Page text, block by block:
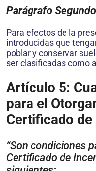
Parágrafo
Para efectos de la
introducidas que
poblar y conservar
ser clasificadas como
Artículo 5:
para el
Certificado de
“Son condiciones
Certificado de